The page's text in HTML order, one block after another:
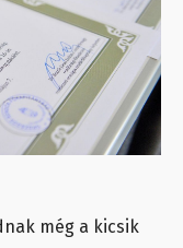
még a kicsik